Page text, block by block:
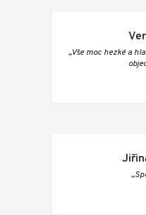
„Vše moc hezké a